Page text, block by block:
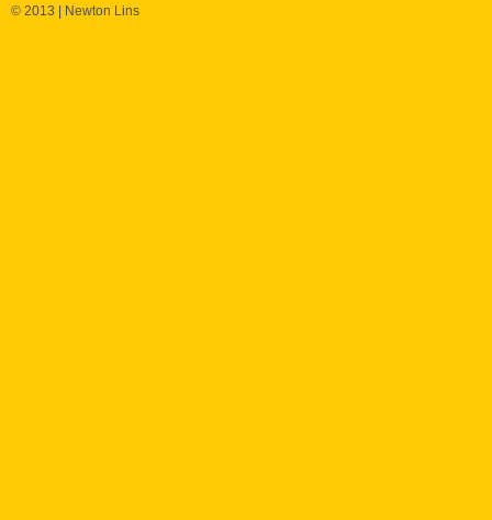
© 2013 | Newton Lins